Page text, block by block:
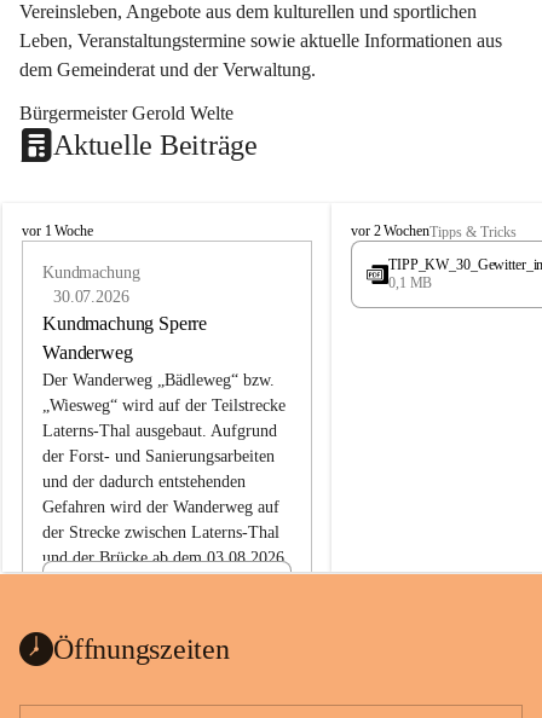
Vereinsleben, Angebote aus dem kulturellen und sportlichen
Leben, Veranstaltungstermine sowie aktuelle Informationen aus
dem Gemeinderat und der Verwaltung.
Bürgermeister Gerold Welte
Aktuelle Beiträge
L
vor 1 Woche
Kundmachung
30.07.2026
Kundmachung Sperre
Wanderweg
Der Wanderweg „Bädleweg“ bzw.
„Wiesweg“ wird auf der Teilstrecke
Laterns-Thal ausgebaut. Aufgrund
der Forst- und Sanierungsarbeiten
und der dadurch entstehenden
Gefahren wird der Wanderweg auf
der Strecke zwischen Laterns-Thal
und der Brücke ab dem 03.08.2026
ht
1 Seite•0,1 MB
L
a
e
vor 2 WochenTipps & Tricks
0,1 MB
Öffnungszeiten